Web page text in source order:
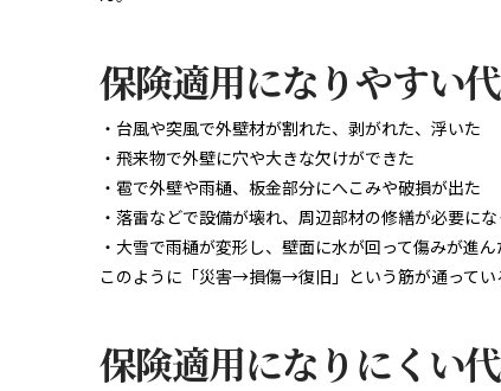
保険適用になりやすい
・台風や突風で外壁材が割れた、剥がれた、浮いた
・飛来物で外壁に穴や大きな欠けができた
・雹で外壁や雨樋、板金部分にへこみや破損が出た
・落雷などで設備が壊れ、周辺部材の修繕が必要に
・大雪で雨樋が変形し、壁面に水が回って傷みが進ん
このように「災害→損傷→復旧」という筋が通ってい
保険適用になりにくい